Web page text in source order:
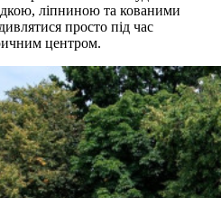
ліпниною та кованими
просто під час
центром.